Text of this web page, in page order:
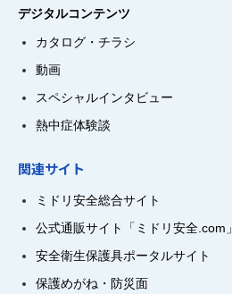
デジタルコンテンツ
カタログ・チラシ
動画
スペシャルインタビュー
熱中症体験談
関連サイト
ミドリ安全総合サイト
公式通販サイト「ミドリ安全.com」
安全衛生保護具ポータルサイト
保護めがね・防災面